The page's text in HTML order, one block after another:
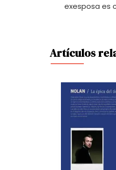
exesposa es
Artículos